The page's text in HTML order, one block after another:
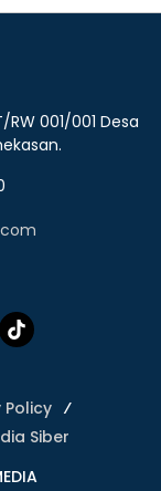
001/001 Desa
Policy
Siber